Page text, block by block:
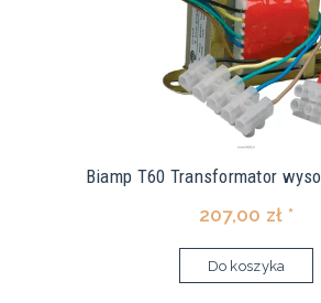
Biamp T60 Transformator
207,00 zł *
Do koszyka